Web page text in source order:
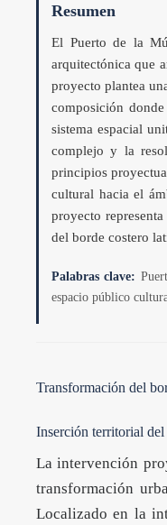
Resumen
El Puerto de la
arquitectónica que
proyecto plantea
composición
sistema espacial
complejo y la
principios
cultural hacia el
proyecto
del borde costero
Palabras clave:
espacio público
Transformación del
Inserción territorial
La intervención
transformación
Localizado en la